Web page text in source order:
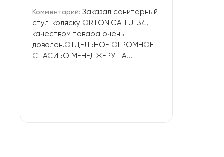
Комментарий: Заказал санитарный
стул-коляску ORTONICA TU-34,
качеством товара очень
доволен.ОТДЕЛЬНОЕ ОГРОМНОЕ
СПАСИБО МЕНЕДЖЕРУ ПА...